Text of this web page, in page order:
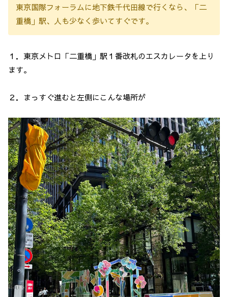
東京国際フォーラムに地下鉄千代田線で行くなら、「二
重橋」駅、人も少なく歩いてすぐです。
１．東京メトロ「二重橋」駅１番改札のエスカレータを上り
ます。
２．まっすぐ進むと左側にこんな場所が